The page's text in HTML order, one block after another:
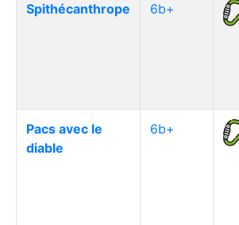
Spithécanthrope 6b+
Pacs avec le
diable
6b+